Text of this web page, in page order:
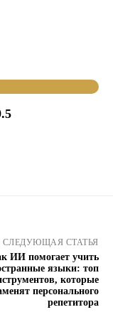
СЛЕДУЮЩАЯ СТАТЬЯ
ИИ помогает учить
языки: топ
которые
персонального
репетитора